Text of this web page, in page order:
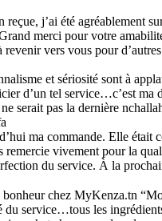
reçue, j’ai été agréablement
merci pour votre
revenir vers vous pour
et sériosité sont à
d’un tel service…c’est ma
serait pas la dernière
ma commande. Elle était
remercie vivement pour la
du service. À la
bonheur chez MyKenza.tn
du service…tous les